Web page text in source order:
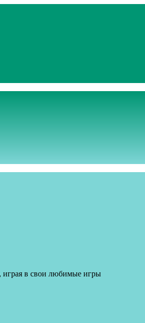
играя в свои любимые игры